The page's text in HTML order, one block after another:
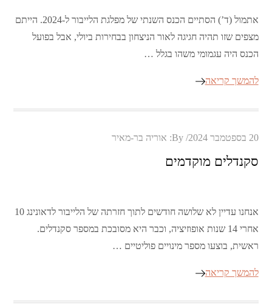
אתמול (ד’) הסתיים הכנס השנתי של מפלגת הלייבור ל-2024. הייתם
מצפים שזו תהיה חגיגה לאור הניצחון בבחירות ביולי, אבל בפועל
הכנס היה עגמומי משהו בגלל …
להמשך קריאה
Posted
20 בספטמבר 2024 By: אוריה בר-מאיר
סקנדלים מוקדמים
אנחנו עדיין לא שלושה חודשים לתוך חזרתה של הלייבור לדאונינג 10
אחרי 14 שנות אופוזיציה, וכבר היא מסובכת במספר סקנדלים.
ראשית, בוצעו מספר מינויים פוליטיים …
להמשך קריאה